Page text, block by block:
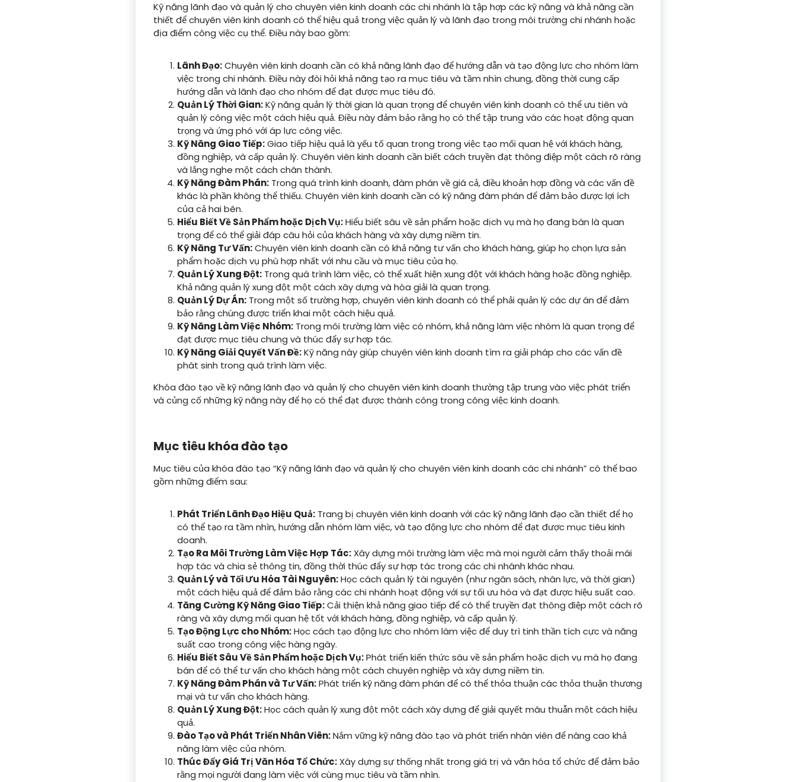
Kỹ năng lãnh đạo và quản lý cho chuyên viên kinh doanh các chi nhánh là tập hợp các kỹ năng và khả năng cần
thiết để chuyên viên kinh doanh có thể hiệu quả trong việc quản lý và lãnh đạo trong môi trường chi nhánh hoặc
địa điểm công việc cụ thể. Điều này bao gồm:
Lãnh Đạo:Chuyên viên kinh doanh cần có khả năng lãnh đạo để hướng dẫn và tạo động lực cho nhóm làm
việc trong chi nhánh. Điều này đòi hỏi khả năng tạo ra mục tiêu và tầm nhìn chung, đồng thời cung cấp
hướng dẫn và lãnh đạo cho nhóm để đạt được mục tiêu đó.
Quản Lý Thời Gian:Kỹ năng quản lý thời gian là quan trọng để chuyên viên kinh doanh có thể ưu tiên và
quản lý công việc một cách hiệu quả. Điều này đảm bảo rằng họ có thể tập trung vào các hoạt động quan
trọng và ứng phó với áp lực công việc.
Kỹ Năng Giao Tiếp:Giao tiếp hiệu quả là yếu tố quan trọng trong việc tạo mối quan hệ với khách hàng,
đồng nghiệp, và cấp quản lý. Chuyên viên kinh doanh cần biết cách truyền đạt thông điệp một cách rõ ràng
và lắng nghe một cách chân thành.
Kỹ Năng Đàm Phán:Trong quá trình kinh doanh, đàm phán về giá cả, điều khoản hợp đồng và các vấn đề
khác là phần không thể thiếu. Chuyên viên kinh doanh cần có kỹ năng đàm phán để đảm bảo được lợi ích
của cả hai bên.
Hiểu Biết Về Sản Phẩm hoặc Dịch Vụ:Hiểu biết sâu về sản phẩm hoặc dịch vụ mà họ đang bán là quan
trọng để có thể giải đáp câu hỏi của khách hàng và xây dựng niềm tin.
Kỹ Năng Tư Vấn:Chuyên viên kinh doanh cần có khả năng tư vấn cho khách hàng, giúp họ chọn lựa sản
phẩm hoặc dịch vụ phù hợp nhất với nhu cầu và mục tiêu của họ.
Quản Lý Xung Đột:Trong quá trình làm việc, có thể xuất hiện xung đột với khách hàng hoặc đồng nghiệp.
Khả năng quản lý xung đột một cách xây dựng và hòa giải là quan trọng.
Quản Lý Dự Án:Trong một số trường hợp, chuyên viên kinh doanh có thể phải quản lý các dự án để đảm
bảo rằng chúng được triển khai một cách hiệu quả.
Kỹ Năng Làm Việc Nhóm:Trong môi trường làm việc có nhóm, khả năng làm việc nhóm là quan trọng để
đạt được mục tiêu chung và thúc đẩy sự hợp tác.
Kỹ Năng Giải Quyết Vấn Đề:Kỹ năng này giúp chuyên viên kinh doanh tìm ra giải pháp cho các vấn đề
phát sinh trong quá trình làm việc.
Khóa đào tạo về kỹ năng lãnh đạo và quản lý cho chuyên viên kinh doanh thường tập trung vào việc phát triển
và củng cố những kỹ năng này để họ có thể đạt được thành công trong công việc kinh doanh.
Mục tiêu khóa đào tạo
Mục tiêu của khóa đào tạo “Kỹ năng lãnh đạo và quản lý cho chuyên viên kinh doanh các chi nhánh” có thể bao
gồm những điểm sau:
Phát Triển Lãnh Đạo Hiệu Quả:Trang bị chuyên viên kinh doanh với các kỹ năng lãnh đạo cần thiết để họ
có thể tạo ra tầm nhìn, hướng dẫn nhóm làm việc, và tạo động lực cho nhóm để đạt được mục tiêu kinh
doanh.
Tạo Ra Môi Trường Làm Việc Hợp Tác:Xây dựng môi trường làm việc mà mọi người cảm thấy thoải mái
hợp tác và chia sẻ thông tin, đồng thời thúc đẩy sự hợp tác trong các chi nhánh khác nhau.
Quản Lý và Tối Ưu Hóa Tài Nguyên:Học cách quản lý tài nguyên (như ngân sách, nhân lực, và thời gian)
một cách hiệu quả để đảm bảo rằng các chi nhánh hoạt động với sự tối ưu hóa và đạt được hiệu suất cao.
Tăng Cường Kỹ Năng Giao Tiếp:Cải thiện khả năng giao tiếp để có thể truyền đạt thông điệp một cách rõ
ràng và xây dựng mối quan hệ tốt với khách hàng, đồng nghiệp, và cấp quản lý.
Tạo Động Lực cho Nhóm:Học cách tạo động lực cho nhóm làm việc để duy trì tinh thần tích cực và năng
suất cao trong công việc hàng ngày.
Hiểu Biết Sâu Về Sản Phẩm hoặc Dịch Vụ:Phát triển kiến thức sâu về sản phẩm hoặc dịch vụ mà họ đang
bán để có thể tư vấn cho khách hàng một cách chuyên nghiệp và xây dựng niềm tin.
Kỹ Năng Đàm Phán và Tư Vấn:Phát triển kỹ năng đàm phán để có thể thỏa thuận các thỏa thuận thương
mại và tư vấn cho khách hàng.
Quản Lý Xung Đột:Học cách quản lý xung đột một cách xây dựng để giải quyết mâu thuẫn một cách hiệu
quả.
Đào Tạo và Phát Triển Nhân Viên:Nắm vững kỹ năng đào tạo và phát triển nhân viên để nâng cao khả
năng làm việc của nhóm.
Thúc Đẩy Giá Trị Văn Hóa Tổ Chức:Xây dựng sự thống nhất trong giá trị và văn hóa tổ chức để đảm bảo
rằng mọi người đang làm việc với cùng mục tiêu và tầm nhìn.